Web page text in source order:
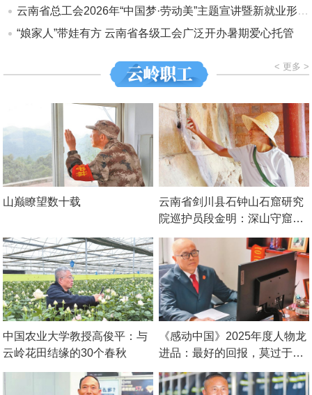
云南省总工会2026年“中国梦·劳动美”主题宣讲暨新就业形态劳动者集中入会仪式举行
“娘家人”带娃有方 云南省各级工会广泛开办暑期爱心托管
< 更多 >
山巅瞭望数十载
云南省剑川县石钟山石窟研究
院巡护员段金明：深山守窟36
年
中国农业大学教授高俊平：与
云岭花田结缘的30个春秋
《感动中国》2025年度人物龙
进品：最好的回报，莫过于百
姓信任